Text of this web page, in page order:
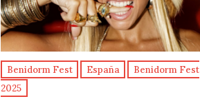
Benidorm Fest España
Benidorm Fest
2025